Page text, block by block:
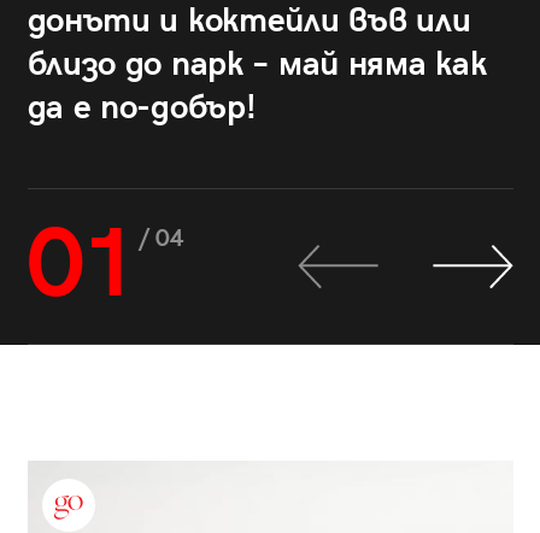
донъти и коктейли във или
близо до парк – май няма как
да е по-добър!
01 / 04